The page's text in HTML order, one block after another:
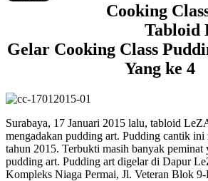
Cooking
Tabloid
Gelar Cooking Class
Yang ke 4
Surabaya, 17 Januari 2015 lalu, tabloid
mengadakan pudding art. Pudding cantik ini
tahun 2015. Terbukti masih banyak peminat
pudding art. Pudding art digelar di Dapur
Kompleks Niaga Permai, Jl. Veteran Blok 9-